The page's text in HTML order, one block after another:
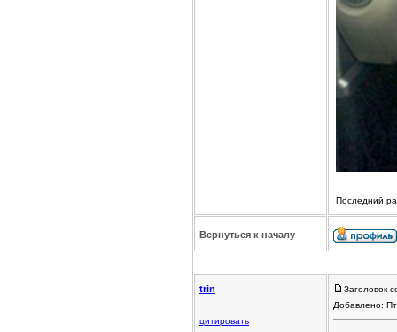
Последний
Вернуться к началу
trin
цитировать
Заголовок
Добавлено: